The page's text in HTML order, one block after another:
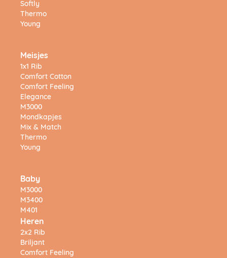
Softly
Thermo
Young
Meisjes
1x1 Rib
Comfort Cotton
Comfort Feeling
Elegance
M3000
Mondkapjes
Mix & Match
Thermo
Young
Baby
M3000
M3400
M401
Heren
2x2 Rib
Briljant
Comfort Feeling